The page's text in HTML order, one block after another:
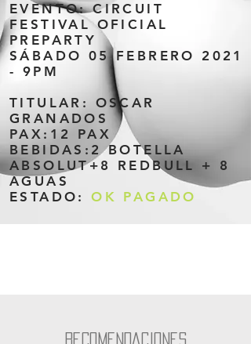
EVENTO: CIRCUIT
FESTIVAL OFICIAL
PREPARTY
SÁBADO 05 FEBRERO 2021
- 9PM
TITULAR: OSCAR
GRANADOS
PAX:12 PAX
BEBIDAS:2 BOTELLA
ABSOLUT+8 REDBULL + 8
AGUAS
ESTADO:OK PAGADO
RECOMENDACIONES